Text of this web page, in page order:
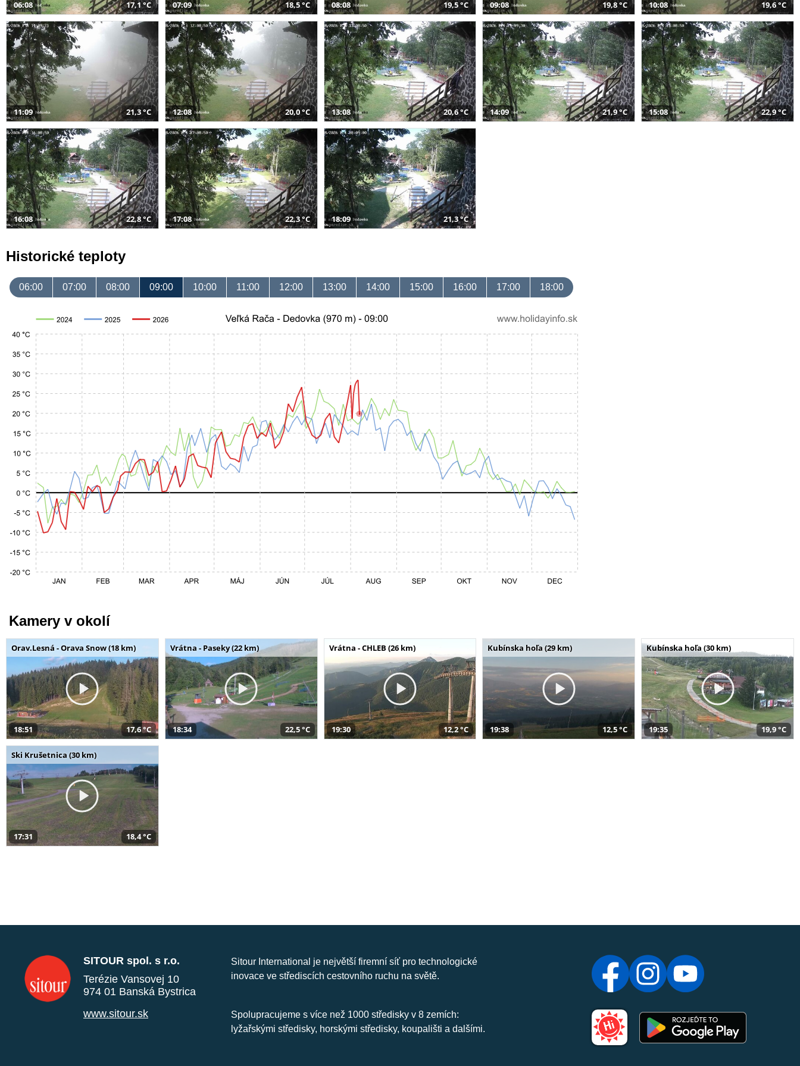
06:08 17,1 °C 07:09 18,5 °C 08:08 19,5 °C 09:08 19,8 °C 10:08 19,6 °C
11:09 21,3 °C 12:08 20,0 °C 13:08 20,6 °C 14:09 21,9 °C 15:08 22,9 °C
16:08 22,8 °C 17:08 22,3 °C 18:09 21,3 °C
Historické teploty
06:00 07:00 08:00 09:00 10:00 11:00 12:00 13:00 14:00 15:00 16:00 17:00 18:00
Kamery v okolí
Orav.Lesná - Orava Snow (18 km)
18:51 17,6 °C
Vrátna - Paseky (22 km)
18:34 22,5 °C
Vrátna - CHLEB (26 km)
19:30 12,2 °C
Kubínska hoľa (29 km)
19:38 12,5 °C
Kubínska hoľa (30 km)
19:35 19,9 °C
Ski Krušetnica (30 km)
17:31 18,4 °C
SITOUR spol. s r.o.
Terézie Vansovej 10
974 01 Banská Bystrica
www.sitour.sk
Sitour International je největší firemní síť pro technologické
inovace ve střediscích cestovního ruchu na světě.
Spolupracujeme s více než 1000 středisky v 8 zemích:
lyžařskými středisky, horskými středisky, koupališti a dalšími.